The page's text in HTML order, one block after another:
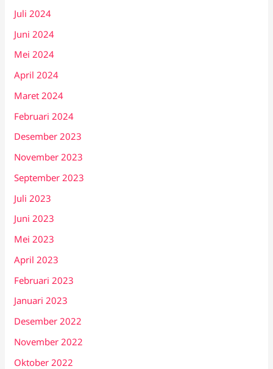
Juli 2024
Juni 2024
Mei 2024
April 2024
Maret 2024
Februari 2024
Desember 2023
November 2023
September 2023
Juli 2023
Juni 2023
Mei 2023
April 2023
Februari 2023
Januari 2023
Desember 2022
November 2022
Oktober 2022